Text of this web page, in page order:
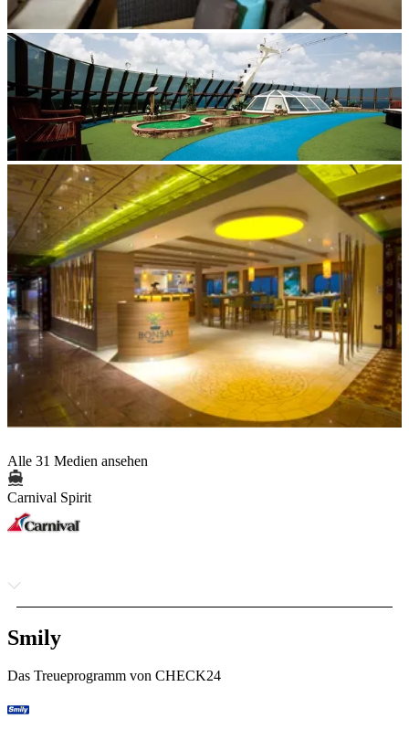
Alle 31 Medien ansehen
Carnival Spirit
Smily
Das Treueprogramm von CHECK24